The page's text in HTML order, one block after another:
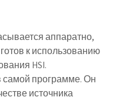
аппаратно,
к использованию
HSI.
самой программе. Он
источника